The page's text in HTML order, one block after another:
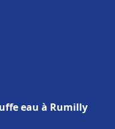
eau à Rumilly